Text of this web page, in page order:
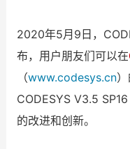
2020年5月9日，
布，用户朋友们可以在
（www.codesys.cn）
CODESYS V3.5
的改进和创新。